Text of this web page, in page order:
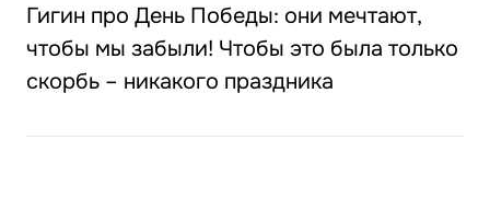
Гигин про День Победы: они мечтают,
чтобы мы забыли! Чтобы это была только
скорбь – никакого праздника